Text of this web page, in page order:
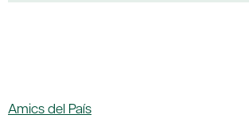
Amics del País